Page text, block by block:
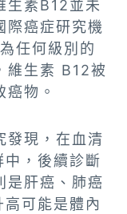
生素B12並未
際癌症研究機
任何級別的
維生素 B12被
物。
發現，在血清
，後續診斷
是肝癌、肺癌
可能是體內